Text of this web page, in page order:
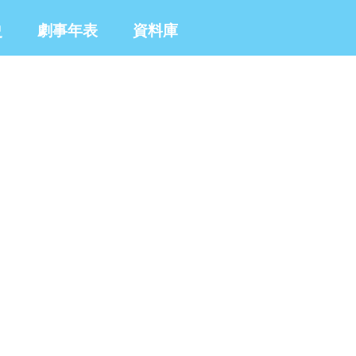
劇事年表 資料庫